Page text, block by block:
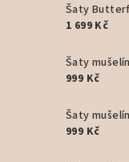
Šaty
1 699 Kč
Šaty
999 Kč
Šaty
999 Kč